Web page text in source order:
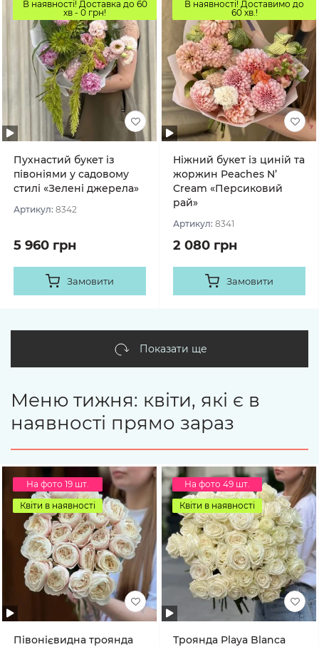
В наявності! Доставка до 60
хв - 0 грн!
Пухнастий букет із
півоніями у садовому
стилі «Зелені джерела»
Артикул: 8342
5 960 грн
Замовити
В наявності! Доставимо до
60 хв.!
Ніжний букет із циній та
жоржин Peaches N’
Cream «Персиковий
рай»
Артикул: 8341
2 080 грн
Замовити
Показати ще
Меню тижня: квіти, які є в
наявності прямо зараз
На фото 19 шт.
Квіти в наявності
Півонієвидна троянда
На фото 49 шт.
Квіти в наявності
Троянда Playa Blanca